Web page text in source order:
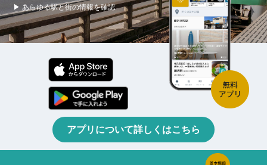
▶ あらゆる駅と街の情報を確認
アプリについて詳しくはこちら